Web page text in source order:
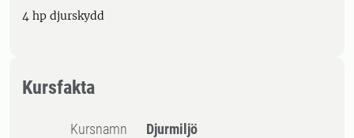
4 hp djurskydd
Kursfakta
Kursnamn Djurmiljö